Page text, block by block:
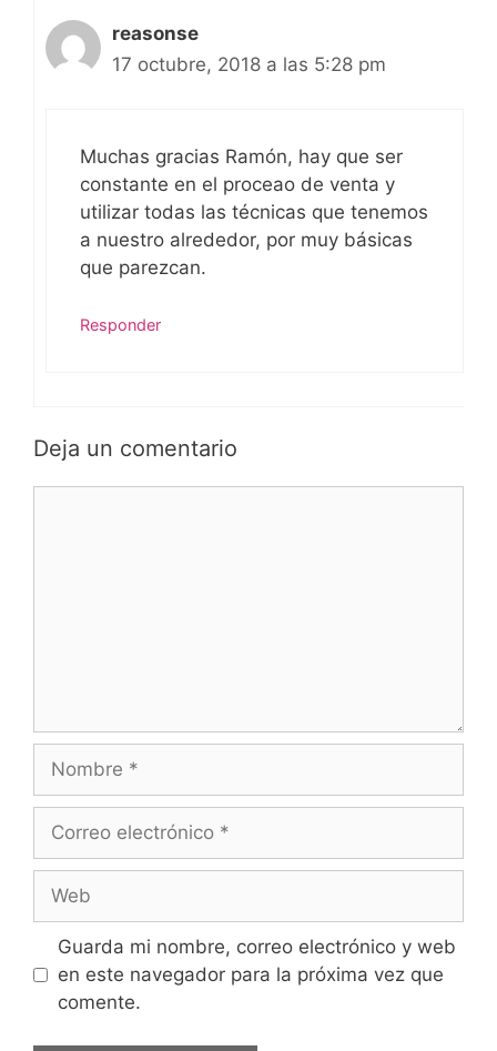
reasonse
17 octubre, 2018 a las 5:28 pm
Muchas gracias Ramón, hay que ser
constante en el proceao de venta y
utilizar todas las técnicas que tenemos
a nuestro alrededor, por muy básicas
que parezcan.
Responder
Deja un comentario
Nombre
Correo
Web
Guarda mi nombre, correo electrónico y web
en este navegador para la próxima vez que
comente.